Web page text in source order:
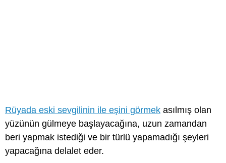
Rüyada eski sevgilinin ile eşini görmek asılmış olan
yüzünün gülmeye başlayacağına, uzun zamandan
beri yapmak istediği ve bir türlü yapamadığı şeyleri
yapacağına delalet eder.